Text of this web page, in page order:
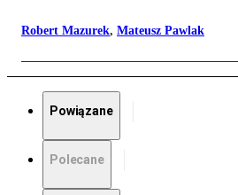
Robert Mazurek, Mateusz Pawlak
Powiązane
Polecane